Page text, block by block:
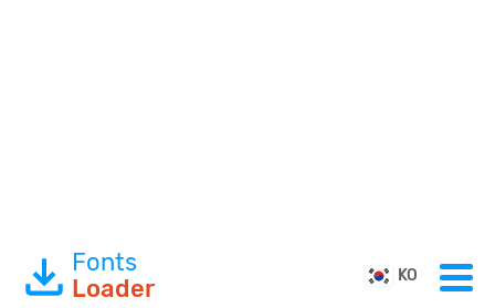
Fonts
Loader
KO